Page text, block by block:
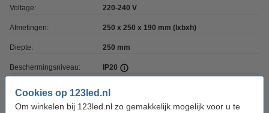
Cookies op 123led.nl
Om winkelen bij 123led.nl zo gemakkelijk mogelijk voor u te
Voltage: 220-240 V
Afmetingen: 250 x 250 x 190 mm (lxbxh)
Diepte: 250 mm
Beschermingsniveau: IP20
Klasse:
Extra info: Handleiding